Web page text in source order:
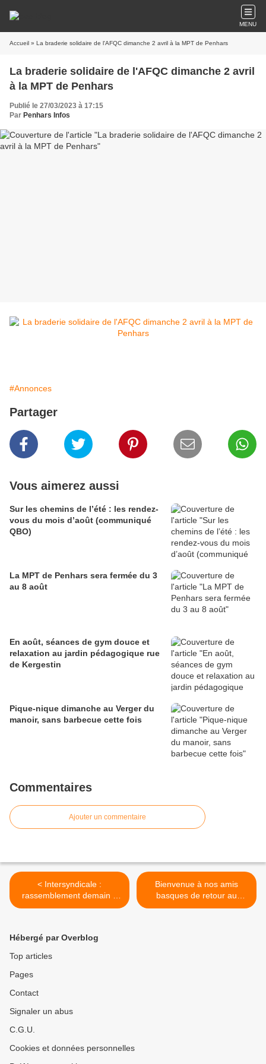
MENU
Accueil » La braderie solidaire de l'AFQC dimanche 2 avril à la MPT de Penhars
La braderie solidaire de l'AFQC dimanche 2 avril
à la MPT de Penhars
Publié le 27/03/2023 à 17:15
Par Penhars Infos
#Annonces
Partager
Vous aimerez aussi
Sur les chemins de l’été : les rendez-
vous du mois d’août (communiqué
QBO)
La MPT de Penhars sera fermée du 3
au 8 août
En août, séances de gym douce et
relaxation au jardin pédagogique rue
de Kergestin
Pique-nique dimanche au Verger du
manoir, sans barbecue cette fois
Commentaires
Ajouter un commentaire
< Intersyndicale :
rassemblement demain à
14h place de la Résistance
Bienvenue à nos amis
basques de retour au
collège Diwan Kemper >
Hébergé par Overblog
Top articles
Pages
Contact
Signaler un abus
C.G.U.
Cookies et données personnelles